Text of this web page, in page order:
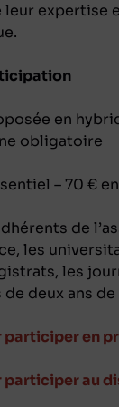
leur expertise
en
obligatoire
– 70 €
de
les
les
deux ans
participer en
participer au